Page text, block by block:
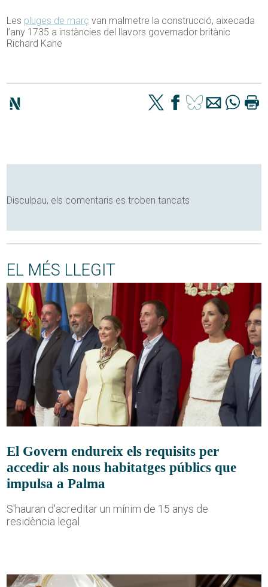
Les pluges de març van malmetre la construcció, aixecada
l’any 1735 a instàncies del llavors governador britànic
Richard Kane
Disculpau, els comentaris es troben tancats
EL MÉS LLEGIT
El Govern endureix els requisits per
accedir als nous habitatges públics que
impulsa a Palma
S'hauran d'acreditar un mínim de 15 anys de
residència legal